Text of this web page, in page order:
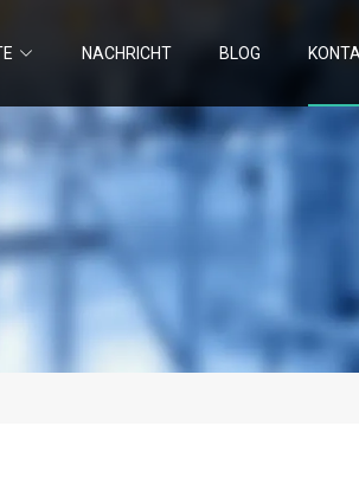
NACHRICHT BLOG